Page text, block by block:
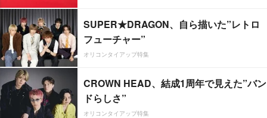
SUPER★DRAGON、自ら描いた”レトロ
フューチャー”
オリコンタイアップ特集
CROWN HEAD、結成1周年で見えた”バン
ドらしさ”
オリコンタイアップ特集